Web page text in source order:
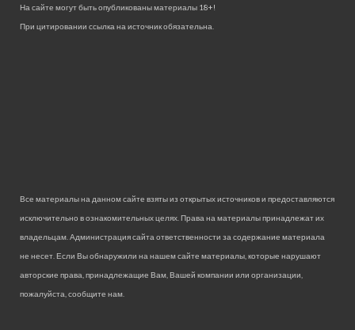
На сайте могут быть опубликованы материалы 18+!
При цитировании ссылка на источник обязательна.
Все материалы на данном сайте взяты из открытых источников и предоставляются
исключительно в ознакомительных целях. Права на материалы принадлежат их
владельцам. Администрация сайта ответственности за содержание материала
не несет. Если Вы обнаружили на нашем сайте материалы, которые нарушают
авторские права, принадлежащие Вам, Вашей компании или организации,
пожалуйста, сообщите нам.